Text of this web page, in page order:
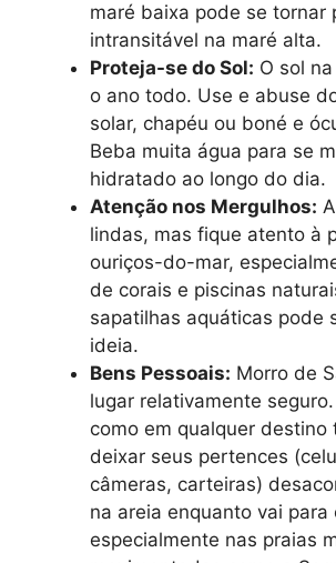
maré baixa pode se tornar
intransitável na maré alta.
Proteja-se do Sol: O sol
o ano todo. Use e abuse
solar, chapéu ou boné e
Beba muita água para se
hidratado ao longo do dia.
Atenção nos Mergulhos:
lindas, mas fique atento à
ouriços-do-mar,
de corais e piscinas
sapatilhas aquáticas pode
ideia.
Bens Pessoais: Morro de
lugar relativamente
como em qualquer destino
deixar seus pertences
câmeras, carteiras)
na areia enquanto vai para
especialmente nas praias